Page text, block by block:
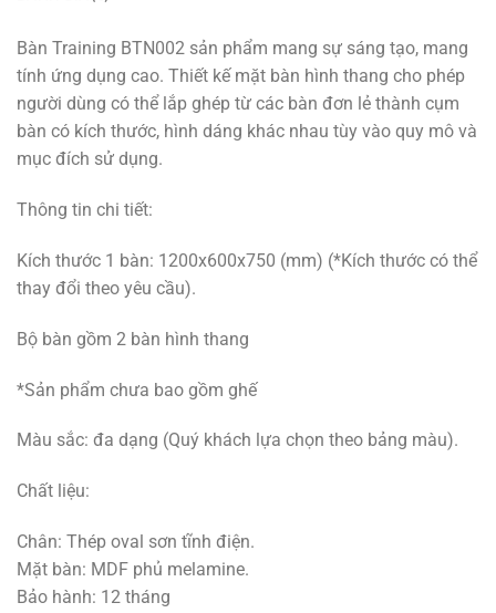
Bàn Training BTN002 sản phẩm mang sự sáng tạo, mang
tính ứng dụng cao. Thiết kế mặt bàn hình thang cho phép
người dùng có thể lắp ghép từ các bàn đơn lẻ thành cụm
bàn có kích thước, hình dáng khác nhau tùy vào quy mô và
mục đích sử dụng.
Thông tin chi tiết:
Kích thước 1 bàn: 1200x600x750 (mm) (*Kích thước có thể
thay đổi theo yêu cầu).
Bộ bàn gồm 2 bàn hình thang
*Sản phẩm chưa bao gồm ghế
Màu sắc: đa dạng (Quý khách lựa chọn theo bảng màu).
Chất liệu:
Chân: Thép oval sơn tĩnh điện.
Mặt bàn: MDF phủ melamine.
Bảo hành: 12 tháng